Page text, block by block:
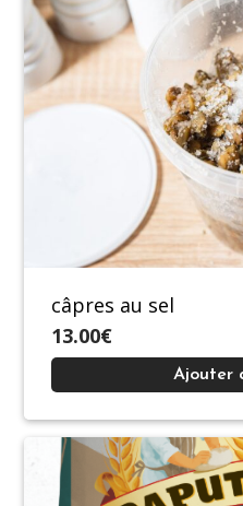
câpres au sel
13.00€
Ajouter